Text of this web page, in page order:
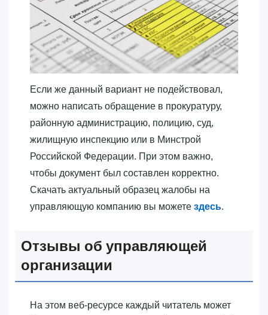
Если же данный вариант не подействовал,
можно написать обращение в прокуратуру,
районную администрацию, полицию, суд,
жилищную инспекцию или в Минстрой
Российской Федерации. При этом важно,
чтобы документ был составлен корректно.
Скачать актуальный образец жалобы на
управляющую компанию вы можете здесь.
Отзывы об управляющей
организации
На этом веб-ресурсе каждый читатель может